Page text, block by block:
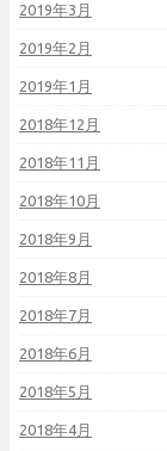
2019年3月
2019年2月
2019年1月
2018年12月
2018年11月
2018年10月
2018年9月
2018年8月
2018年7月
2018年6月
2018年5月
2018年4月